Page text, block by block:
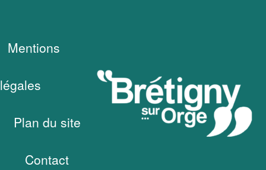
Mentions
légales
Plan du site
Contact